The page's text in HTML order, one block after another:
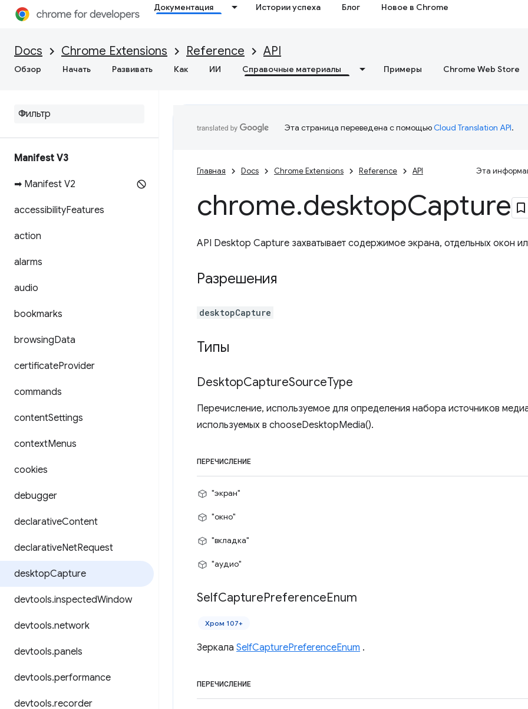
Документация Истории успеха Блог Новое в Chrome
Docs Chrome Extensions Reference API
Обзор Начать Развивать Как ИИ Справочные материалы Примеры Chrome Web Store
Manifest V3
➡ Manifest V2
accessibilityFeatures
action
alarms
audio
bookmarks
browsingData
certificateProvider
commands
contentSettings
contextMenus
cookies
debugger
declarativeContent
declarativeNetRequest
desktopCapture
devtools.inspectedWindow
devtools.network
devtools.panels
devtools.performance
devtools.recorder
Эта страница переведена с помощьюCloud Translation API.
Главная Docs Chrome Extensions Reference API Эта
chrome.desktopCapture
API Desktop Capture захватывает содержимое экрана, отдельных окон
Разрешения
desktopCapture
Типы
DesktopCaptureSourceType
Перечисление, используемое для определения набора источников
используемых в chooseDesktopMedia().
ПЕРЕЧИСЛЕНИЕ
"экран"
"окно"
"вкладка"
"аудио"
SelfCapturePreferenceEnum
Хром 107+
Зеркала SelfCapturePreferenceEnum .
ПЕРЕЧИСЛЕНИЕ